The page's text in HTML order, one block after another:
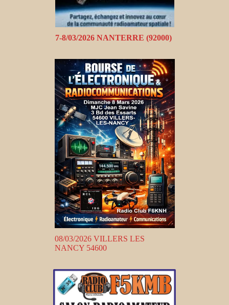
7-8/03/2026 NANTERRE (92000)
08/03/2026 VILLERS LES
NANCY 54600